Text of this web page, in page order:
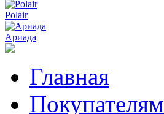
Polair
Ариада
Главная
Покупателям